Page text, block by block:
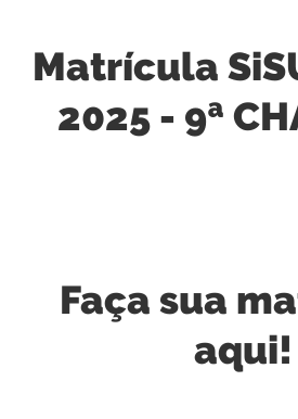
Matrícula
2025 - 9ª
Faça sua
aqui!